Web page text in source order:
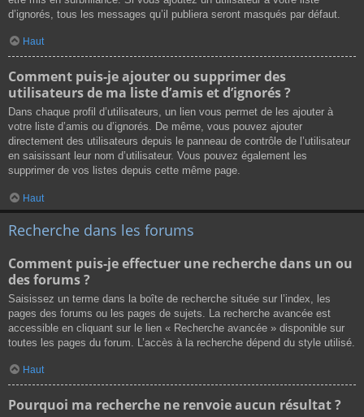
d’ignorés, tous les messages qu’il publiera seront masqués par défaut.
Haut
Comment puis-je ajouter ou supprimer des
utilisateurs de ma liste d’amis et d’ignorés ?
Dans chaque profil d’utilisateurs, un lien vous permet de les ajouter à
votre liste d’amis ou d’ignorés. De même, vous pouvez ajouter
directement des utilisateurs depuis le panneau de contrôle de l’utilisateur
en saisissant leur nom d’utilisateur. Vous pouvez également les
supprimer de vos listes depuis cette même page.
Haut
Recherche dans les forums
Comment puis-je effectuer une recherche dans un ou
des forums ?
Saisissez un terme dans la boîte de recherche située sur l’index, les
pages des forums ou les pages de sujets. La recherche avancée est
accessible en cliquant sur le lien « Recherche avancée » disponible sur
toutes les pages du forum. L’accès à la recherche dépend du style utilisé.
Haut
Pourquoi ma recherche ne renvoie aucun résultat ?